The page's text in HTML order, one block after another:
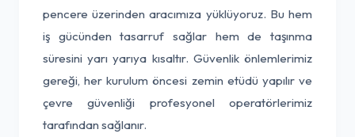
pencere üzerinden aracımıza yüklüyoruz. Bu hem
iş gücünden tasarruf sağlar hem de taşınma
süresini yarı yarıya kısaltır. Güvenlik önlemlerimiz
gereği, her kurulum öncesi zemin etüdü yapılır ve
çevre güvenliği profesyonel operatörlerimiz
tarafından sağlanır.